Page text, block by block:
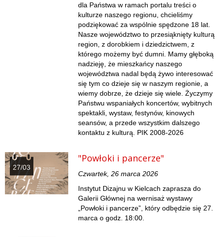
dla Państwa w ramach portalu treści o
kulturze naszego regionu, chcieliśmy
podziękować za wspólnie spędzone 18 lat.
Nasze województwo to przesiąknięty kulturą
region, z dorobkiem i dziedzictwem, z
którego możemy być dumni. Mamy głęboką
nadzieję, że mieszkańcy naszego
województwa nadal będą żywo interesować
się tym co dzieje się w naszym regionie, a
wiemy dobrze, że dzieje się wiele. Życzymy
Państwu wspaniałych koncertów, wybitnych
spektakli, wystaw, festynów, kinowych
seansów, a przede wszystkim dalszego
kontaktu z kulturą. PIK 2008-2026
27/03
"Powłoki i pancerze"
Czwartek, 26 marca 2026
Instytut Dizajnu w Kielcach zaprasza do
Galerii Głównej na wernisaż wystawy
„Powłoki i pancerze”, który odbędzie się 27.
marca o godz. 18:00.